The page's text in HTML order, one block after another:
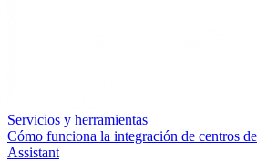
Servicios y herramientas
Cómo funciona la integración de centros
Assistant